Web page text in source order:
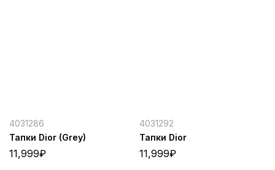
4031286
Тапки Dior (Grey)
11,999₽
4031292
Тапки Dior
11,999₽